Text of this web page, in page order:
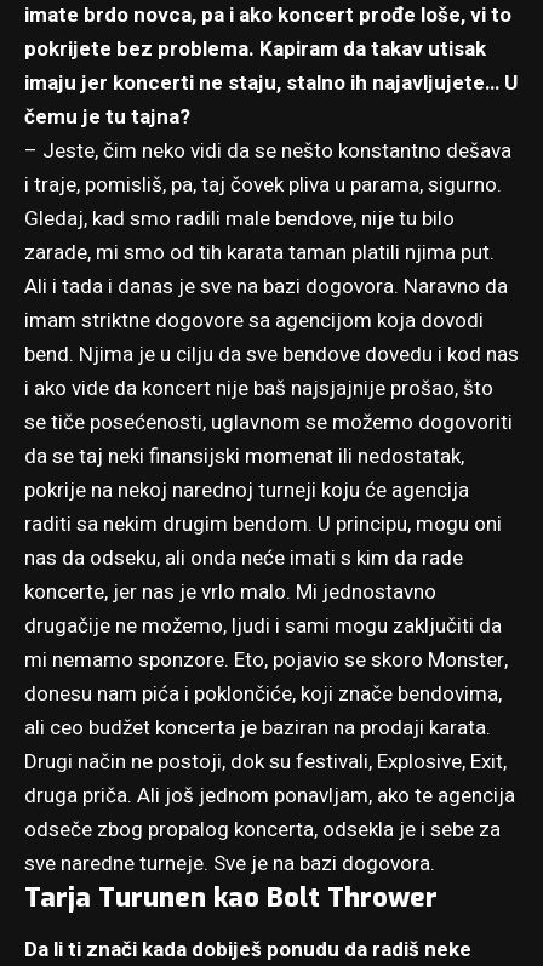
imate brdo novca, pa i ako koncert prođe loše, vi to
pokrijete bez problema. Kapiram da takav utisak
imaju jer koncerti ne staju, stalno ih najavljujete… U
čemu je tu tajna?
– Jeste, čim neko vidi da se nešto konstantno dešava
i traje, pomisliš, pa, taj čovek pliva u parama, sigurno.
Gledaj, kad smo radili male bendove, nije tu bilo
zarade, mi smo od tih karata taman platili njima put.
Ali i tada i danas je sve na bazi dogovora. Naravno da
imam striktne dogovore sa agencijom koja dovodi
bend. Njima je u cilju da sve bendove dovedu i kod nas
i ako vide da koncert nije baš najsjajnije prošao, što
se tiče posećenosti, uglavnom se možemo dogovoriti
da se taj neki finansijski momenat ili nedostatak,
pokrije na nekoj narednoj turneji koju će agencija
raditi sa nekim drugim bendom. U principu, mogu oni
nas da odseku, ali onda neće imati s kim da rade
koncerte, jer nas je vrlo malo. Mi jednostavno
drugačije ne možemo, ljudi i sami mogu zaključiti da
mi nemamo sponzore. Eto, pojavio se skoro Monster,
donesu nam pića i poklončiće, koji znače bendovima,
ali ceo budžet koncerta je baziran na prodaji karata.
Drugi način ne postoji, dok su festivali, Explosive, Exit,
druga priča. Ali još jednom ponavljam, ako te agencija
odseče zbog propalog koncerta, odsekla je i sebe za
sve naredne turneje. Sve je na bazi dogovora.
Tarja Turunen kao Bolt Thrower
Da li ti znači kada dobiješ ponudu da radiš neke